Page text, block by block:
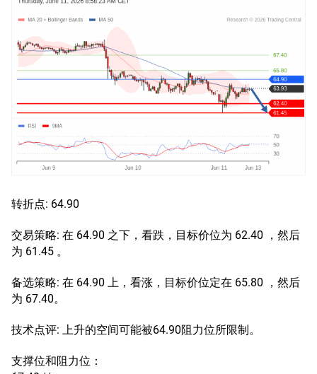
转折点: 64.90
交易策略: 在 64.90 之下，看跌，目标价位为 62.40 ，然后
为 61.45 。
备选策略: 在 64.90 上，看涨，目标价位定在 65.80 ，然后
为 67.40。
技术点评: 上升的空间可能被64.90阻力位所限制。
支撑位和阻力位：